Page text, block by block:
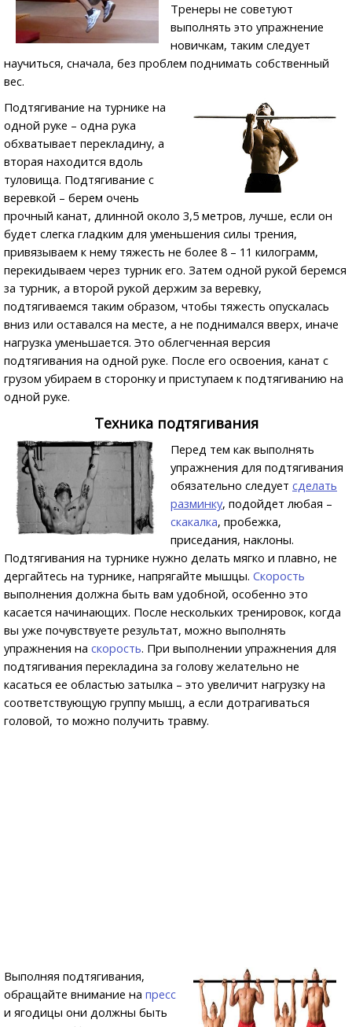
Тренеры не советуют
выполнять это упражнение
новичкам, таким следует
научиться, сначала, без проблем поднимать собственный
вес.
Подтягивание на турнике на
одной руке – одна рука
обхватывает перекладину, а
вторая находится вдоль
туловища. Подтягивание с
веревкой – берем очень
прочный канат, длинной около 3,5 метров, лучше, если он
будет слегка гладким для уменьшения силы трения,
привязываем к нему тяжесть не более 8 – 11 килограмм,
перекидываем через турник его. Затем одной рукой беремся
за турник, а второй рукой держим за веревку,
подтягиваемся таким образом, чтобы тяжесть опускалась
вниз или оставался на месте, а не поднимался вверх, иначе
нагрузка уменьшается. Это облегченная версия
подтягивания на одной руке. После его освоения, канат с
грузом убираем в сторонку и приступаем к подтягиванию на
одной руке.
Техника подтягивания
Перед тем как выполнять
упражнения для подтягивания
обязательно следует сделать
разминку, подойдет любая –
скакалка, пробежка,
приседания, наклоны.
Подтягивания на турнике нужно делать мягко и плавно, не
дергайтесь на турнике, напрягайте мышцы. Скорость
выполнения должна быть вам удобной, особенно это
касается начинающих. После нескольких тренировок, когда
вы уже почувствуете результат, можно выполнять
упражнения на скорость. При выполнении упражнения для
подтягивания перекладина за голову желательно не
касаться ее областью затылка – это увеличит нагрузку на
соответствующую группу мышц, а если дотрагиваться
головой, то можно получить травму.
Выполняя подтягивания,
обращайте внимание на пресс
и ягодицы они должны быть